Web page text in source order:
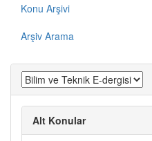
Konu Arşivi
Arşiv Arama
Alt Konular